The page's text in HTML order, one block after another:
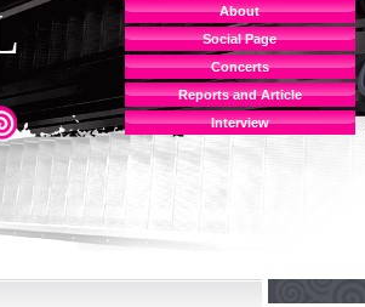
About
Social Page
Concerts
Reports and Article
Interview